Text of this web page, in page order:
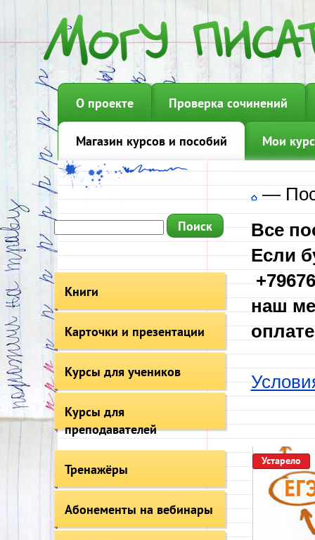
О проекте Проверка сочинений
Магазин курсов и пособий Мои
Книги
Карточки и презентации
Курсы для учеников
Курсы для
преподавателей
Тренажёры
Абонементы на вебинары
—
Все
Если
наш
Устарело